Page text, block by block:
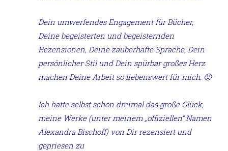
Dein umwerfendes Engagement für Bücher,
Deine begeisterten und begeisternden
Rezensionen, Deine zauberhafte Sprache, Dein
persönlicher Stil und Dein spürbar großes Herz
machen Deine Arbeit so liebenswert für mich. 🙂
Ich hatte selbst schon dreimal das große Glück,
meine Werke (unter meinem „offiziellen“ Namen
Alexandra Bischoff) von Dir rezensiert und
gepriesen zu